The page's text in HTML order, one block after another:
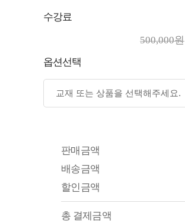
수강료
500,000원
옵션선택
판매금액
배송금액
할인금액
총 결제금액